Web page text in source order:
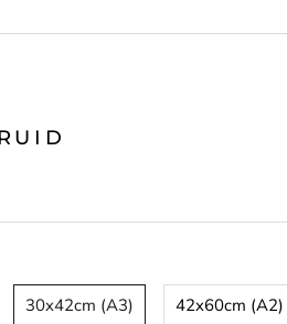
30x42cm (A3) 42x60cm (A2)